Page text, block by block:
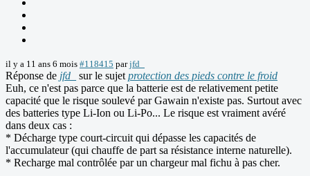
il y a 11 ans 6 mois #118415 parjfd_
Réponse de jfd_ sur le sujet protection des pieds contre le froid
Euh, ce n'est pas parce que la batterie est de relativement petite
capacité que le risque soulevé par Gawain n'existe pas. Surtout avec
des batteries type Li-Ion ou Li-Po... Le risque est vraiment avéré
dans deux cas :
* Décharge type court-circuit qui dépasse les capacités de
l'accumulateur (qui chauffe de part sa résistance interne naturelle).
* Recharge mal contrôlée par un chargeur mal fichu à pas cher.